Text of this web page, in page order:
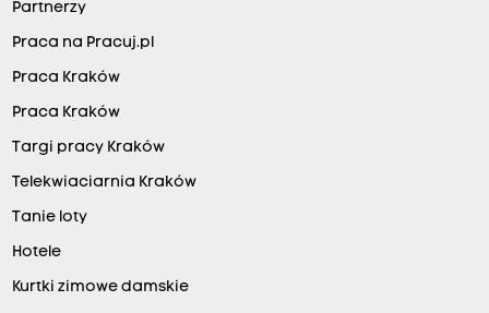
Partnerzy
Praca na Pracuj.pl
Praca Kraków
Praca Kraków
Targi pracy Kraków
Telekwiaciarnia Kraków
Tanie loty
Hotele
Kurtki zimowe damskie